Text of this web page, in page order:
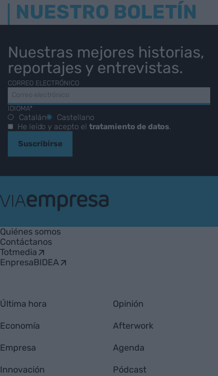
NUESTRO BOLETÍN
Nuestras mejores historias,
reportajes y entrevistas.
CORREO ELECTRÓNICO
IDIOMA*
Catalán
Castellano
He leído y acepto el tratamiento de datos.
Suscribirse
Empresa
Quiénes somos
Contáctanos
Totmedia
EnpresaBIDEA
Última hora
Economía
Empresa
Innovación
Opinión
Afterwork
Agenda
Pódcast